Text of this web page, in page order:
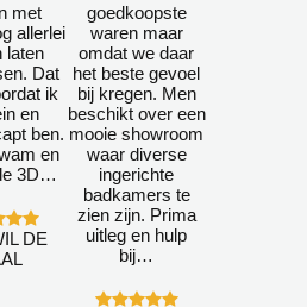
met
allerlei
laten
Dat
ik
en
ben.
en
3D…
DE
goedkoopste
waren maar
omdat we daar
het beste gevoel
bij kregen. Men
beschikt over een
mooie showroom
waar diverse
ingerichte
badkamers te
zien zijn. Prima
uitleg en hulp
bij…